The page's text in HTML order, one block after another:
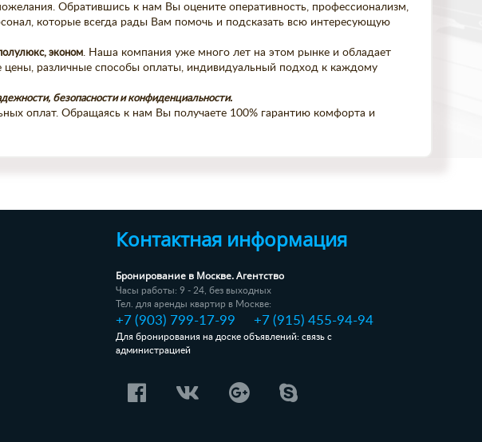
Обратившись к нам Вы оцените оперативность, профессионализм,
которые всегда рады Вам помочь и подсказать всю интересующую
эконом. Наша компания уже много лет на этом рынке и обладает
различные способы оплаты, индивидуальный подход к каждому
безопасности и конфиденциальности.
оплат. Обращаясь к нам Вы получаете 100% гарантию комфорта и
Контактная информация
Бронирование в Москве. Агентство
Часы работы: 9 - 24, без выходных
Тел. для аренды квартир в Москве:
+7 (903) 799-17-99 +7 (915) 455-94-94
Для бронирования на доске объявлений: связь с
администрацией